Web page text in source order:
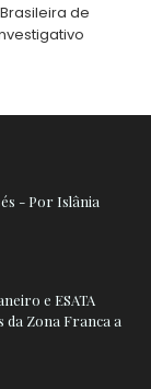
de
- Por Islânia
e ESATA
da Zona Franca a